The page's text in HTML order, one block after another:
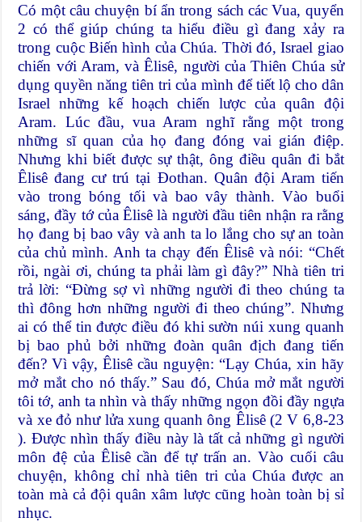
Có một câu chuyện bí ẩn trong sách các Vua, quyển
2 có thể giúp chúng ta hiểu điều gì đang xảy ra
trong cuộc Biến hình của Chúa. Thời đó, Israel giao
chiến với Aram, và Êlisê, người của Thiên Chúa sử
dụng quyền năng tiên tri của mình để tiết lộ cho dân
Israel những kế hoạch chiến lược của quân đội
Aram. Lúc đầu, vua Aram nghĩ rằng một trong
những sĩ quan của họ đang đóng vai gián điệp.
Nhưng khi biết được sự thật, ông điều quân đi bắt
Êlisê đang cư trú tại Đothan. Quân đội Aram tiến
vào trong bóng tối và bao vây thành. Vào buổi
sáng, đầy tớ của Êlisê là người đầu tiên nhận ra rằng
họ đang bị bao vây và anh ta lo lắng cho sự an toàn
của chủ mình. Anh ta chạy đến Êlisê và nói: “Chết
rồi, ngài ơi, chúng ta phải làm gì đây?” Nhà tiên tri
trả lời: “Đừng sợ vì những người đi theo chúng ta
thì đông hơn những người đi theo chúng”. Nhưng
ai có thể tin được điều đó khi sườn núi xung quanh
bị bao phủ bởi những đoàn quân địch đang tiến
đến? Vì vậy, Êlisê cầu nguyện: “Lạy Chúa, xin hãy
mở mắt cho nó thấy.” Sau đó, Chúa mở mắt người
tôi tớ, anh ta nhìn và thấy những ngọn đồi đầy ngựa
và xe đỏ như lửa xung quanh ông Êlisê (2 V 6,8-23
). Được nhìn thấy điều này là tất cả những gì người
môn đệ của Êlisê cần để tự trấn an. Vào cuối câu
chuyện, không chỉ nhà tiên tri của Chúa được an
toàn mà cả đội quân xâm lược cũng hoàn toàn bị sỉ
nhục.